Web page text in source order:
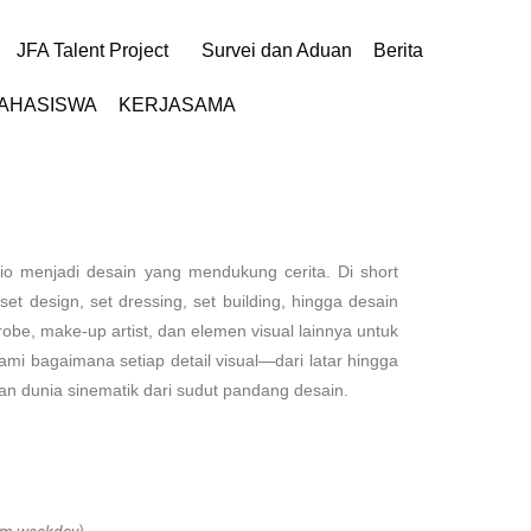
JFA Talent Project Survei dan Aduan Berita
KERJASAMA
menjadi desain yang mendukung cerita. Di short
design, set dressing, set building, hingga desain
make-up artist, dan elemen visual lainnya untuk
bagaimana setiap detail visual—dari latar hingga
dunia sinematik dari sudut pandang desain.